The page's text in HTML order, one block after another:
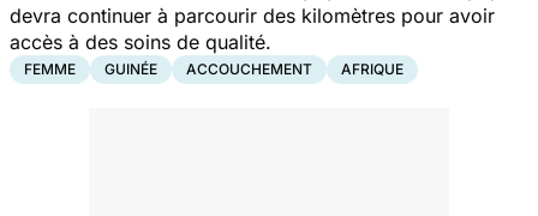
devra continuer à parcourir des kilomètres pour avoir
accès à des soins de qualité.
FEMME GUINÉE ACCOUCHEMENT AFRIQUE